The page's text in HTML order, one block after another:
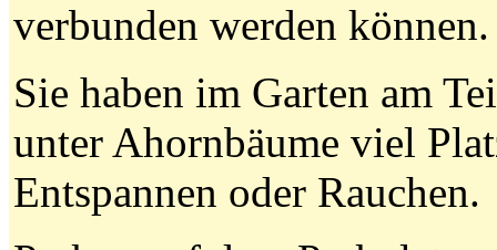
verbunden werden können.
Sie haben im Garten am
unter Ahornbäume viel
Entspannen oder Rauchen.